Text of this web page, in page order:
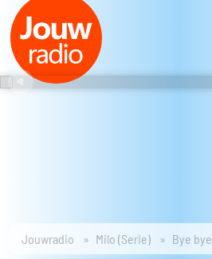
Jouwradio Milo (Serie) Bye bye